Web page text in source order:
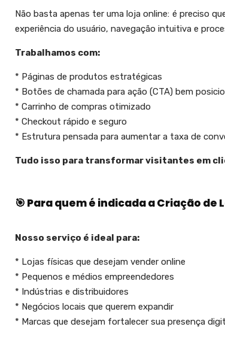
Não basta apenas ter uma loja online: é preciso
experiência do usuário, navegação intuitiva e
Trabalhamos com:
* Páginas de produtos estratégicas
* Botões de chamada para ação (CTA) bem
* Carrinho de compras otimizado
* Checkout rápido e seguro
* Estrutura pensada para aumentar a taxa de
Tudo isso para transformar visitantes em
🎯 Para quem é indicada a Criação de
Nosso serviço é ideal para:
* Lojas físicas que desejam vender online
* Pequenos e médios empreendedores
* Indústrias e distribuidores
* Negócios locais que querem expandir
* Marcas que desejam fortalecer sua presença